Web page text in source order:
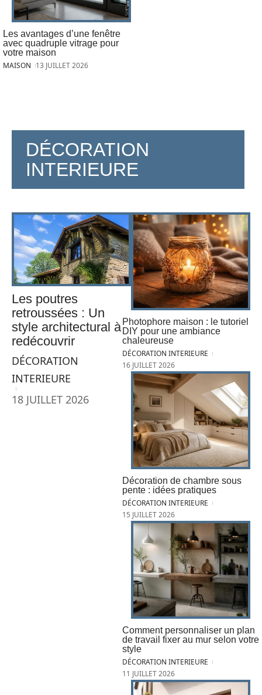
Les avantages d’une fenêtre
avec quadruple vitrage pour
votre maison
MAISON 13 JUILLET 2026
DÉCORATION
INTERIEURE
Les poutres
retroussées : Un
style architectural à
redécouvrir
DÉCORATION
INTERIEURE
18 JUILLET 2026
Photophore maison : le tutoriel
DIY pour une ambiance
chaleureuse
DÉCORATION INTERIEURE
16 JUILLET 2026
Décoration de chambre sous
pente : idées pratiques
DÉCORATION INTERIEURE
15 JUILLET 2026
Comment personnaliser un plan
de travail fixer au mur selon votre
style
DÉCORATION INTERIEURE
11 JUILLET 2026